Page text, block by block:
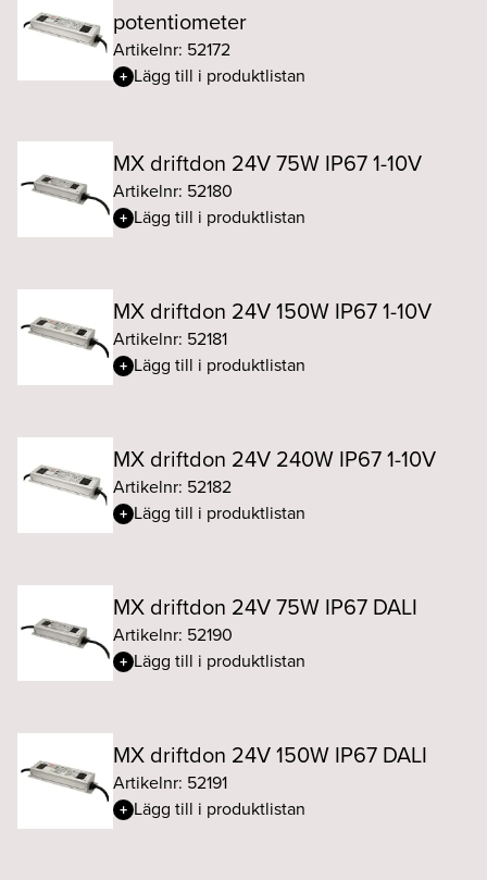
potentiometer
Artikelnr: 52172
Lägg till i produktlistan
MX driftdon 24V 75W IP67 1-10V
Artikelnr: 52180
Lägg till i produktlistan
MX driftdon 24V 150W IP67 1-10V
Artikelnr: 52181
Lägg till i produktlistan
MX driftdon 24V 240W IP67 1-10V
Artikelnr: 52182
Lägg till i produktlistan
MX driftdon 24V 75W IP67 DALI
Artikelnr: 52190
Lägg till i produktlistan
MX driftdon 24V 150W IP67 DALI
Artikelnr: 52191
Lägg till i produktlistan